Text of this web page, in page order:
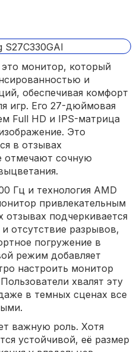
монитор, который
и
обеспечивая комфорт
игр. Его 27-дюймовая
Full HD и IPS-матрица
Это
в отзывах
отмечают сочную
Гц и технология AMD
привлекательным
отзывах подчеркивается
отсутствие разрывов,
погружение в
режим добавляет
настроить монитор
хвалят эту
в темных сценах все
важную роль. Хотя
устойчивой, её размер